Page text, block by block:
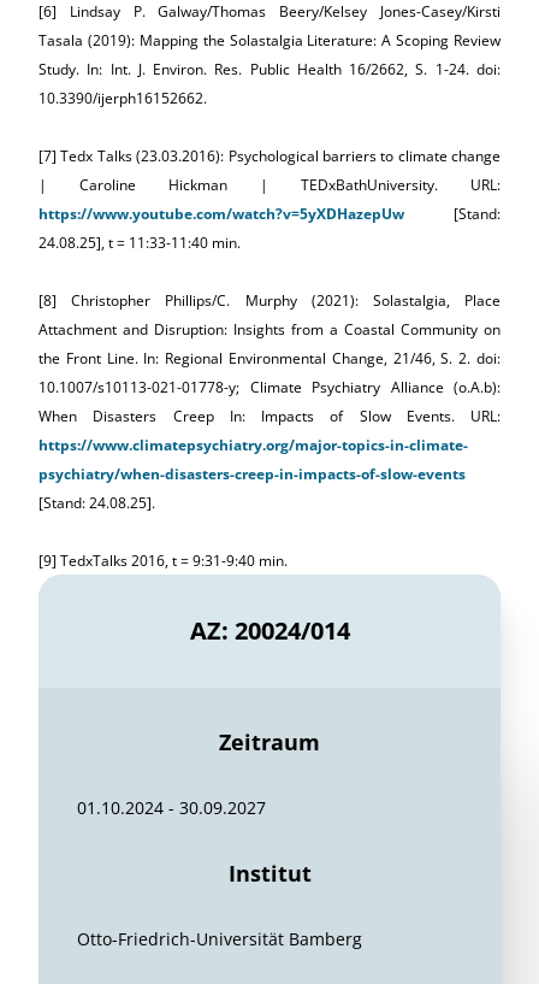
[6] Lindsay P. Galway/Thomas Beery/Kelsey Jones-Casey/Kirsti
Tasala (2019): Mapping the Solastalgia Literature: A Scoping Review
Study. In: Int. J. Environ. Res. Public Health 16/2662, S. 1-24. doi:
10.3390/ijerph16152662.
[7] Tedx Talks (23.03.2016): Psychological barriers to climate change
| Caroline Hickman | TEDxBathUniversity. URL:
https://www.youtube.com/watch?v=5yXDHazepUw [Stand:
24.08.25], t = 11:33-11:40 min.
[8] Christopher Phillips/C. Murphy (2021): Solastalgia, Place
Attachment and Disruption: Insights from a Coastal Community on
the Front Line. In: Regional Environmental Change, 21/46, S. 2. doi:
10.1007/s10113-021-01778-y; Climate Psychiatry Alliance (o.A.b):
When Disasters Creep In: Impacts of Slow Events. URL:
https://www.climatepsychiatry.org/major-topics-in-climate-
psychiatry/when-disasters-creep-in-impacts-of-slow-events
[Stand: 24.08.25].
[9] TedxTalks 2016, t = 9:31-9:40 min.
AZ: 20024/014
Zeitraum
01.10.2024 - 30.09.2027
Institut
Otto-Friedrich-Universität Bamberg